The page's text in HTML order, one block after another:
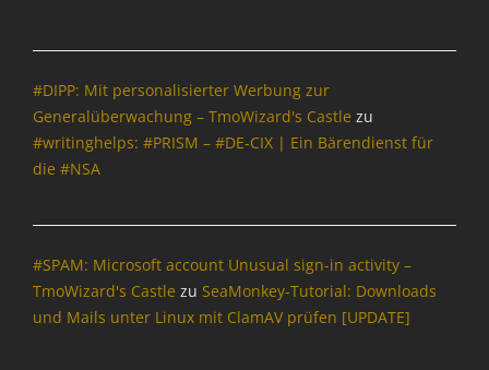
a
c
h
h
t
#DIPP: Mit personalisierter Werbung zur
Generalüberwachung – TmoWizard's Castle zu
#writinghelps: #PRISM – #DE-CIX | Ein Bärendienst für
die #NSA
#SPAM: Microsoft account Unusual sign-in activity –
TmoWizard's Castle zu SeaMonkey-Tutorial: Downloads
und Mails unter Linux mit ClamAV prüfen [UPDATE]